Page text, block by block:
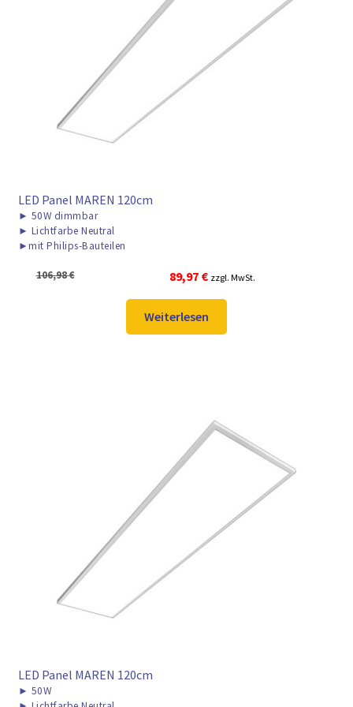
LED Panel MAREN 120cm
► 50W dimmbar
► Lichtfarbe Neutral
►mit Philips-Bauteilen
106,98€
Ursprünglicher
Preis
war:
106,98 €
89,97 €Aktueller
Preis
ist:
89,97 €.
zzgl. MwSt.
Weiterlesen
LED Panel MAREN 120cm
► 50W